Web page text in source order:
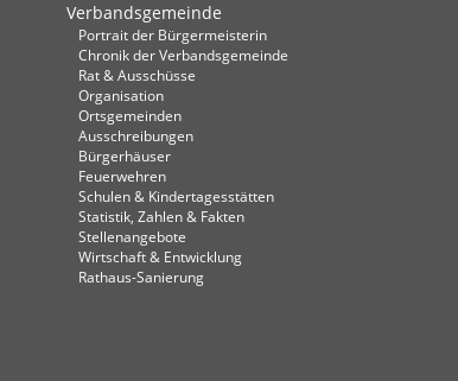
Verbandsgemeinde
Portrait der Bürgermeisterin
Chronik der Verbandsgemeinde
Rat & Ausschüsse
Organisation
Ortsgemeinden
Ausschreibungen
Bürgerhäuser
Feuerwehren
Schulen & Kindertagesstätten
Statistik, Zahlen & Fakten
Stellenangebote
Wirtschaft & Entwicklung
Rathaus-Sanierung